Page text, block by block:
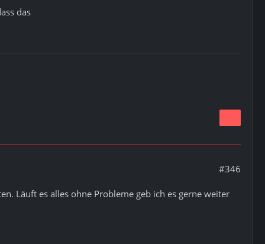
das
#346
Läuft es alles ohne Probleme geb ich es gerne weiter